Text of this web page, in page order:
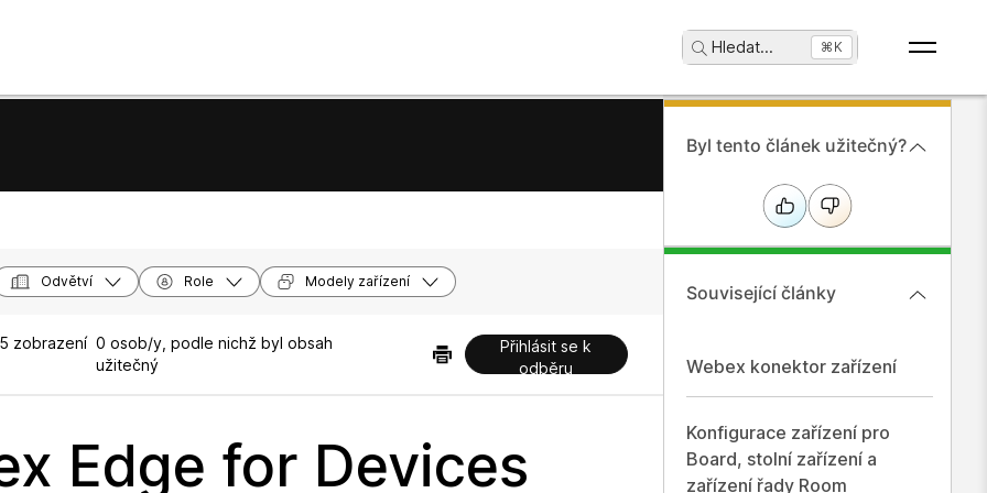
Hledat... ⌘K
Odvětví Role Modely zařízení
zobrazení 0 osob/y, podle nichž byl obsah
užitečný
Přihlásit se k
odběru
Edge for Devices
Byl tento článek užitečný?
Související články
Webex konektor zařízení
Konfigurace zařízení pro
Board, stolní zařízení a
zařízení řady Room